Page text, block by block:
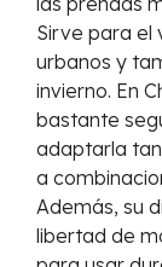
Sirve para el
urbanos y
invierno. En
bastante
adaptarla
a
Además, su
libertad de